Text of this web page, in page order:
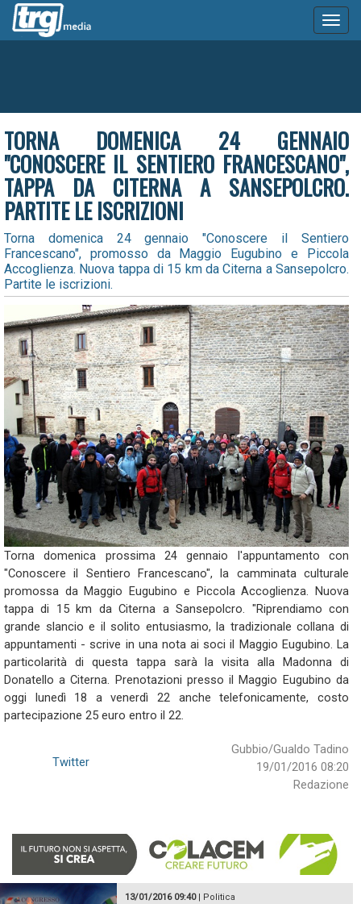
TORNA DOMENICA 24 GENNAIO
"CONOSCERE IL SENTIERO FRANCESCANO",
TAPPA DA CITERNA A SANSEPOLCRO.
PARTITE LE ISCRIZIONI
Torna domenica 24 gennaio "Conoscere il Sentiero
Francescano", promosso da Maggio Eugubino e Piccola
Accoglienza. Nuova tappa di 15 km da Citerna a Sansepolcro.
Partite le iscrizioni.
Torna domenica prossima 24 gennaio l'appuntamento con
"Conoscere il Sentiero Francescano", la camminata culturale
promossa da Maggio Eugubino e Piccola Accoglienza. Nuova
tappa di 15 km da Citerna a Sansepolcro. "Riprendiamo con
grande slancio e il solito entusiasmo, la tradizionale collana di
appuntamenti - scrive in una nota ai soci il Maggio Eugubino. La
particolarità di questa tappa sarà la visita alla Madonna di
Donatello a Citerna. Prenotazioni presso il Maggio Eugubino da
oggi lunedì 18 a venerdì 22 anche telefonicamente, costo
partecipazione 25 euro entro il 22.
Gubbio/Gualdo Tadino
19/01/2016 08:20
Redazione
Twitter
13/01/2016 09:40| Politica